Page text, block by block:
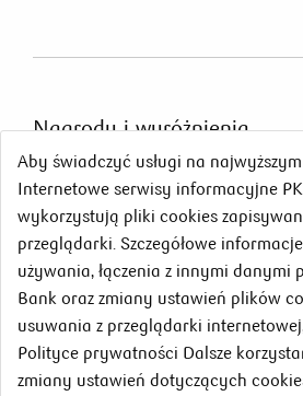
Aby świadczyć usługi na
Internetowe serwisy informacyjne
wykorzystują pliki cookies
przeglądarki. Szczegółowe
używania, łączenia z innymi danymi
Bank oraz zmiany ustawień plików
usuwania z przeglądarki
Polityce prywatności Dalsze
zmiany ustawień dotyczących
Nagrodyi wyróżnienia